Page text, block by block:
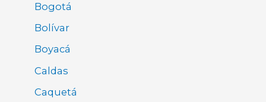
Bogotá
Bolívar
Boyacá
Caldas
Caquetá